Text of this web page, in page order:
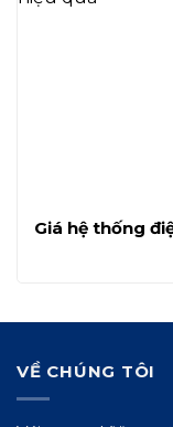
Giá hệ thống
VỀ CHÚNG TÔI